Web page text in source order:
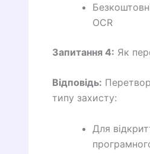
OCR
Запитання 4: Як
Відповідь:
типу захисту:
Для